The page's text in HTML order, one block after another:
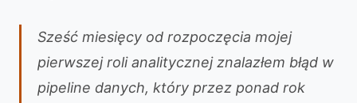
Sześć miesięcy od rozpoczęcia mojej
pierwszej roli analitycznej znalazłem błąd w
pipeline danych, który przez ponad rok